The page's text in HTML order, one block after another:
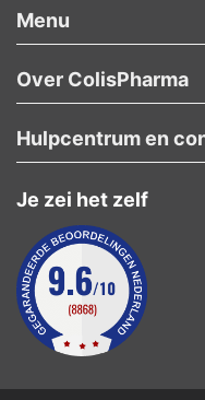
Menu
Over ColisPharma
Je zei het zelf
Hulpcentrum en